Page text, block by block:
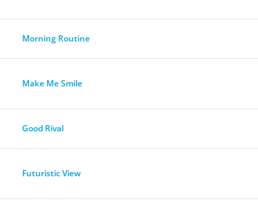
Morning Routine
Make Me Smile
Good Rival
Futuristic View